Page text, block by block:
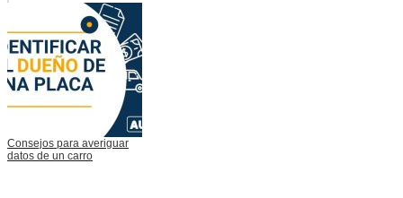
Consejos para averiguar
datos de un carro